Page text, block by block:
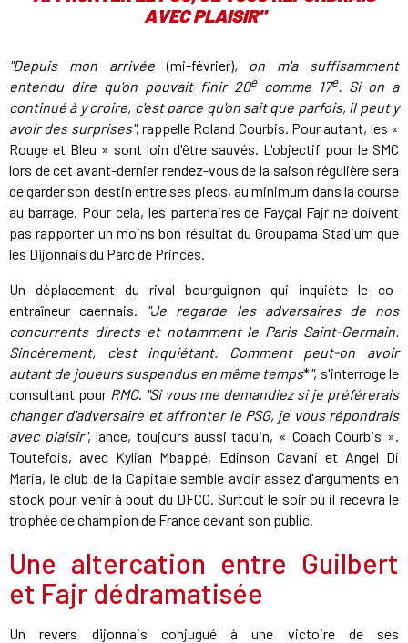
AVEC PLAISIR"
"Depuis mon arrivée(mi-février), on m'a suffisamment
entendu dire qu'on pouvait finir 20ecomme 17e. Si on a
continué à y croire, c'est parce qu'on sait que parfois, il peut y
avoir des surprises", rappelle Roland Courbis. Pour autant, les «
Rouge et Bleu » sont loin d'être sauvés. L'objectif pour le SMC
lors de cet avant-dernier rendez-vous de la saison régulière sera
de garder son destin entre ses pieds, au minimum dans la course
au barrage. Pour cela, les partenaires de Fayçal Fajr ne doivent
pas rapporter un moins bon résultat du Groupama Stadium que
les Dijonnais du Parc de Princes.
Un déplacement du rival bourguignon qui inquiète le co-
entraîneur caennais. "Je regarde les adversaires de nos
concurrents directs et notamment le Paris Saint-Germain.
Sincèrement, c'est inquiétant. Comment peut-on avoir
autant de joueurs suspendus en même temps*", s'interroge le
consultant pour RMC. "Si vous me demandiez si je préférerais
changer d'adversaire et affronter le PSG, je vous répondrais
avec plaisir", lance, toujours aussi taquin, « Coach Courbis ».
Toutefois, avec Kylian Mbappé, Edinson Cavani et Angel Di
Maria, le club de la Capitale semble avoir assez d'arguments en
stock pour venir à bout du DFCO. Surtout le soir où il recevra le
trophée de champion de France devant son public.
Une altercation entre Guilbert
et Fajr dédramatisée
Un revers dijonnais conjugué à une victoire de ses